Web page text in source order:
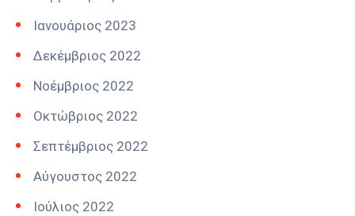
Ιανουάριος 2023
Δεκέμβριος 2022
Νοέμβριος 2022
Οκτώβριος 2022
Σεπτέμβριος 2022
Αύγουστος 2022
Ιούλιος 2022